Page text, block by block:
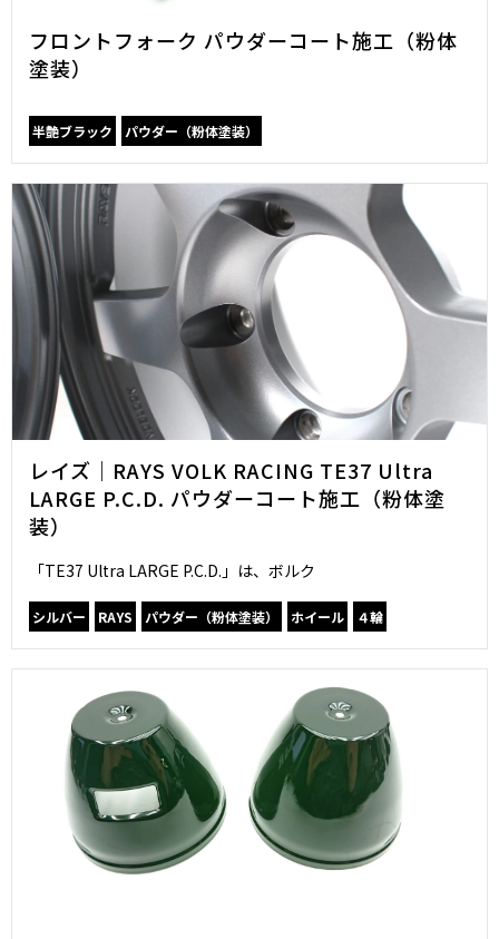
フロントフォーク パウダーコート施工（粉体
塗装）
半艶ブラック パウダー（粉体塗装）
レイズ｜RAYS VOLK RACING TE37 Ultra
LARGE P.C.D. パウダーコート施工（粉体塗
装）
「TE37 Ultra LARGE P.C.D.」は、ボルク
シルバー RAYS パウダー（粉体塗装） ホイール ４輪